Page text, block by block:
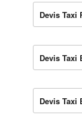
Devis Taxi
Devis Taxi
Devis Taxi